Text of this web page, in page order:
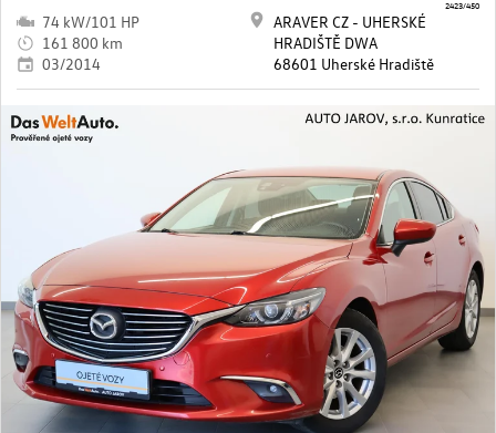
74 kW/101 HP
161 800 km
03/2014
ARAVER CZ - UHERSKÉ
HRADIŠTĚ DWA
68601 Uherské Hradiště
2423/450